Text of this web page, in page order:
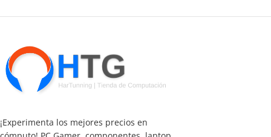
¡Experimenta los mejores precios en